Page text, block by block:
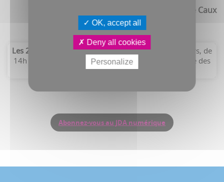
Antoine Caux
Les 20 ans de Métropole Art,du 21 février au 1
mars, de
14h à 18h30 (dès 11h les samedi et dimanche) - Salle des
Évents -metropole-art.com
Abonnez-vous au JDA numérique
OK, accept all
Deny all cookies
Personalize